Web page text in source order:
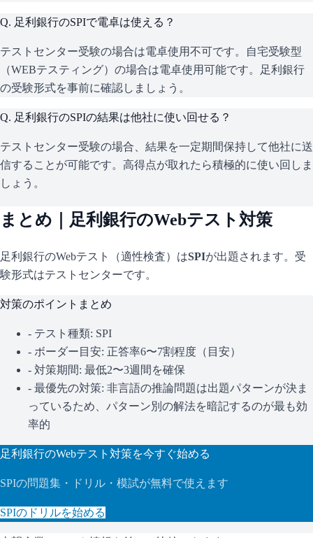
Q. 足利銀行のSPIで電卓は使える？
テストセンター受験の場合は電卓使用不可です。自宅受験型
（WEBテスティング）の場合は電卓使用可能です。足利銀行
の受験形式を事前に確認しましょう。
Q. 足利銀行のSPIの結果は他社に使い回せる？
テストセンター受験の場合、結果を一定期間保持して他社に送
信することが可能です。高得点が取れたら積極的に使い回しま
しょう。
まとめ｜ 足利銀行のWebテスト対策
足利銀行のWebテスト（適性検査）はSPIが出題されます。 受
験形式はテストセンターです。
対策のポイントまとめ
- テスト種類: SPI
- ボーダー目安: 正答率6〜7割程度（目安）
- 対策期間: 最低2〜3週間を確保
- 最優先の対策: 非言語の推論問題は出題パターンが決ま
っているため、パターン別の解法を暗記するのが最も効
率的
足利銀行のWebテスト対策を今すぐ始める
SPIの問題集・ドリル・模試が無料で使えます
SPIのドリルを始める